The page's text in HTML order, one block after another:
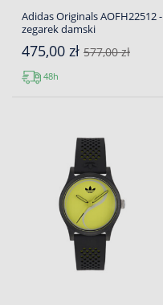
Adidas Originals AOFH22512 -
zegarek damski
475,00 zł 577,00 zł
48h